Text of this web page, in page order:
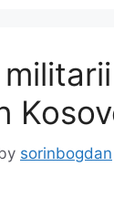
sorinbogdan